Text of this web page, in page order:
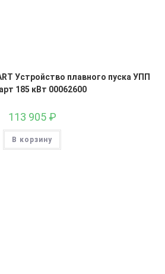
Устройство плавного пуска УПП
185 кВт 00062600
113 905 ₽
В корзину